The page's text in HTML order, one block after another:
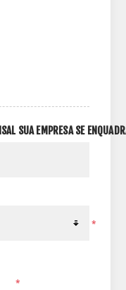
SUA EMPRESA SE
*
*